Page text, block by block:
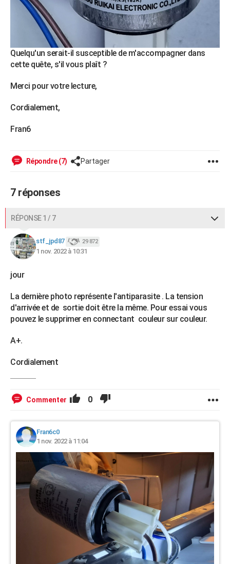
Quelqu'un serait-il susceptible de m'accompagner dans
cette quête, s'il vous plaît ?
Merci pour votre lecture,
Cordialement,
Fran6
Répondre (7) Partager
7 réponses
RÉPONSE 1 / 7
stf_jpd87 29 872
1 nov. 2022 à 10:31
jour
La dernière photo représente l'antiparasite . La tension
d'arrivée et de sortie doit être la même. Pour essai vous
pouvez le supprimer en connectant couleur sur couleur.
A+.
Cordialement
Commenter 0
Fran6c0
1 nov. 2022 à 11:04